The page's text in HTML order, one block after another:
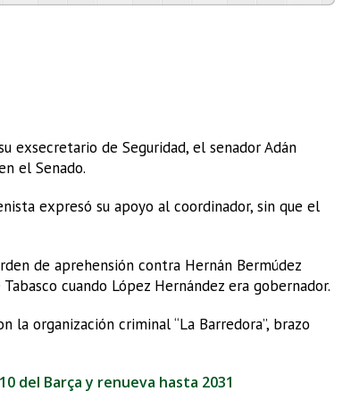
exsecretario de Seguridad, el senador Adán
el Senado.
expresó su apoyo al coordinador, sin que el
de aprehensión contra Hernán Bermúdez
cuando López Hernández era gobernador.
la organización criminal “La Barredora”, brazo
del Barça y renueva hasta 2031